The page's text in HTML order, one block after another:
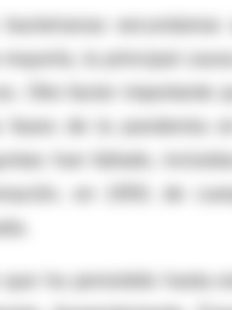
la principal causa
Otro factor importante
han fallado,
ha persistido hasta